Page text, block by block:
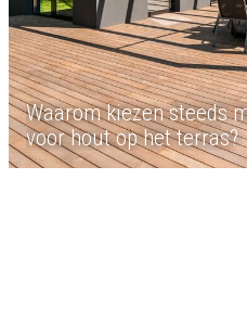
Waarom kiezen steeds
voor hout op het terras?